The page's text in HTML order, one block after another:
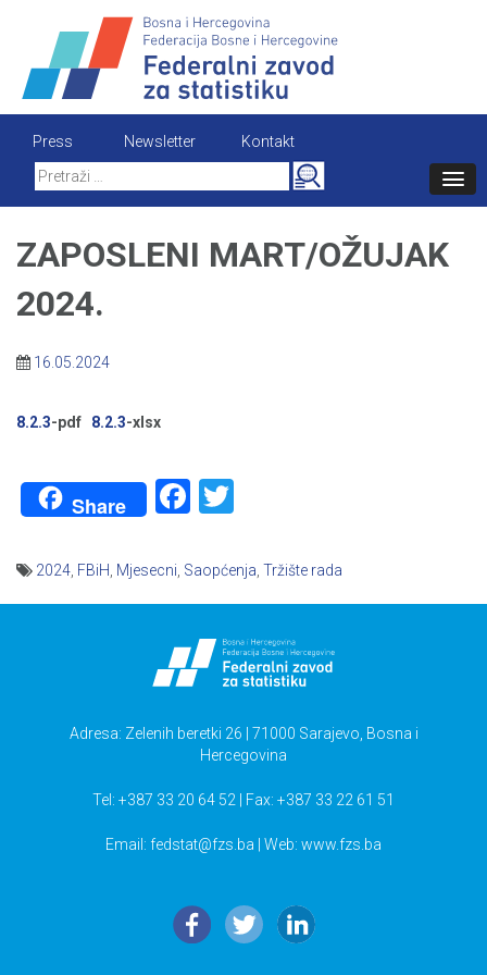
content
Press Newsletter
Kontakt
Search
for:
ZAPOSLENI MART/OŽUJAK
2024.
16.05.2024
8.2.3-pdf 8.2.3-xlsx
Share Facebook
2024 FBiH Mjesecni Saopćenja Tržište rada
Adresa: Zelenih beretki 26 | 71000 Sarajevo, Bosna i
Hercegovina
Tel: +387 33 20 64 52 | Fax: +387 33 22 61 51
Email: fedstat@fzs.ba | Web: www.fzs.ba